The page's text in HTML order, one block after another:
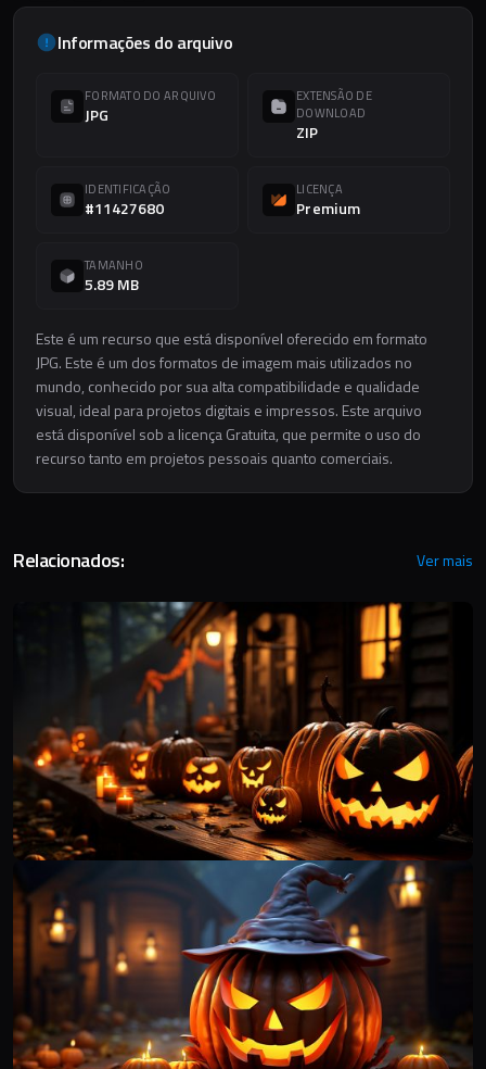
Informações do arquivo
FORMATO DO ARQUIVO
JPG
EXTENSÃO DE
DOWNLOAD
ZIP
IDENTIFICAÇÃO
#11427680
LICENÇA
Premium
TAMANHO
5.89 MB
Este é um recurso que está disponível oferecido em formato
JPG. Este é um dos formatos de imagem mais utilizados no
mundo, conhecido por sua alta compatibilidade e qualidade
visual, ideal para projetos digitais e impressos. Este arquivo
está disponível sob a licença Gratuita, que permite o uso do
recurso tanto em projetos pessoais quanto comerciais.
Relacionados: Ver mais